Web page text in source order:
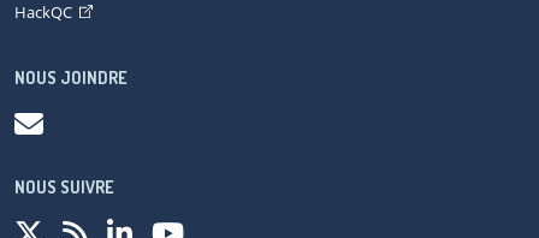
HackQC
NOUS JOINDRE
NOUS SUIVRE